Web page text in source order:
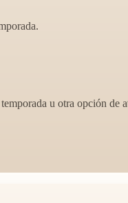
u otra opción de